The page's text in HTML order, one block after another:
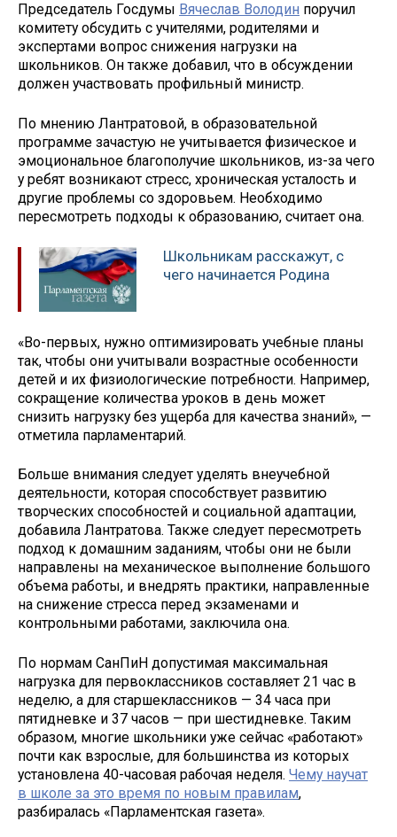
Председатель Госдумы Вячеслав Володин поручил
комитету обсудить с учителями, родителями и
экспертами вопрос снижения нагрузки на
школьников. Он также добавил, что в обсуждении
должен участвовать профильный министр.
По мнению Лантратовой, в образовательной
программе зачастую не учитывается физическое и
эмоциональное благополучие школьников, из-за чего
у ребят возникают стресс, хроническая усталость и
другие проблемы со здоровьем. Необходимо
пересмотреть подходы к образованию, считает она.
Школьникам расскажут, с
чего начинается Родина
«Во-первых, нужно оптимизировать учебные планы
так, чтобы они учитывали возрастные особенности
детей и их физиологические потребности. Например,
сокращение количества уроков в день может
снизить нагрузку без ущерба для качества знаний», —
отметила парламентарий.
Больше внимания следует уделять внеучебной
деятельности, которая способствует развитию
творческих способностей и социальной адаптации,
добавила Лантратова. Также следует пересмотреть
подход к домашним заданиям, чтобы они не были
направлены на механическое выполнение большого
объема работы, и внедрять практики, направленные
на снижение стресса перед экзаменами и
контрольными работами, заключила она.
По нормам СанПиН допустимая максимальная
нагрузка для первоклассников составляет 21 час в
неделю, а для старшеклассников — 34 часа при
пятидневке и 37 часов — при шестидневке. Таким
образом, многие школьники уже сейчас «работают»
почти как взрослые, для большинства из которых
установлена 40-часовая рабочая неделя. Чему научат
в школе за это время по новым правилам,
разбиралась «Парламентская газета».